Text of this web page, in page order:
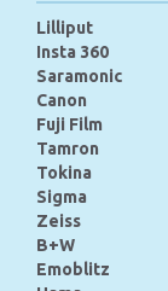
Lilliput
Insta 360
Saramonic
Canon
Fuji Film
Tamron
Tokina
Sigma
Zeiss
B+W
Emoblitz